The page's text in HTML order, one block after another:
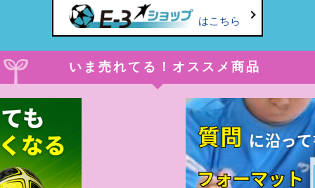
はこちら
いま売れてる！オススメ商品